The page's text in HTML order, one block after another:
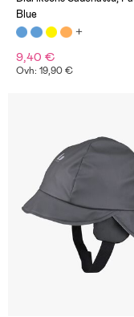
Blue
9,40 €
Ovh: 19,90 €